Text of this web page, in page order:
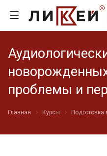
проблемы и
Главная Курсы